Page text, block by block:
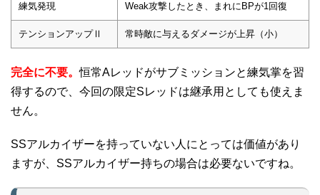
練気発現 Weak攻撃したとき、まれにBPが1回復
テンションアップⅡ 常時敵に与えるダメージが上昇（小）
完全に不要。恒常Aレッドがサブミッションと練気掌を習
得するので、今回の限定Sレッドは継承用としても使えま
せん。
SSアルカイザーを持っていない人にとっては価値があり
ますが、SSアルカイザー持ちの場合は必要ないですね。